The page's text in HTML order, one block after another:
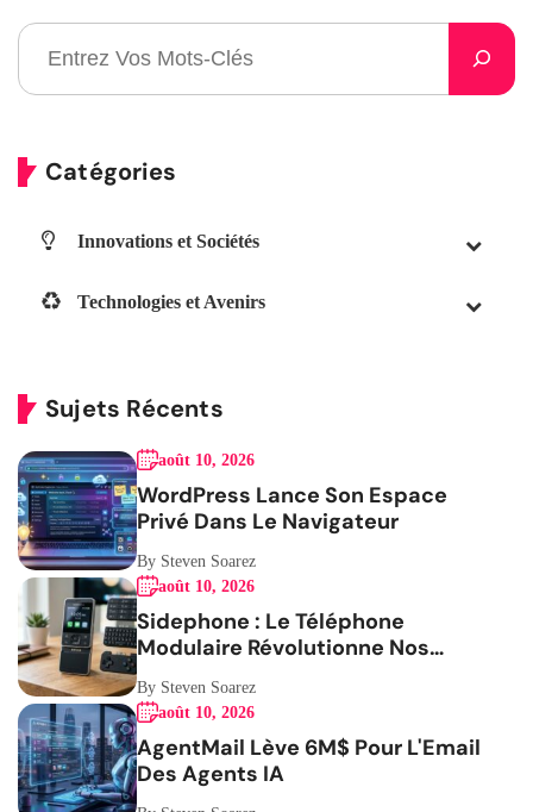
Catégories
Innovations et Sociétés
Technologies et Avenirs
Sujets Récents
août 10, 2026
WordPress Lance Son Espace
Privé Dans Le Navigateur
By Steven Soarez
août 10, 2026
Sidephone : Le Téléphone
Modulaire Révolutionne Nos
By Steven Soarez
août 10, 2026
AgentMail Lève 6M$ Pour L'Email
Des Agents IA